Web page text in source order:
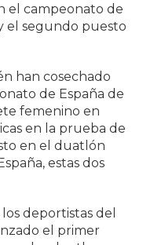
el campeonato de
el segundo puesto
han cosechado
de España de
femenino en
en la prueba de
en el duatlón
estas dos
deportistas del
el primer